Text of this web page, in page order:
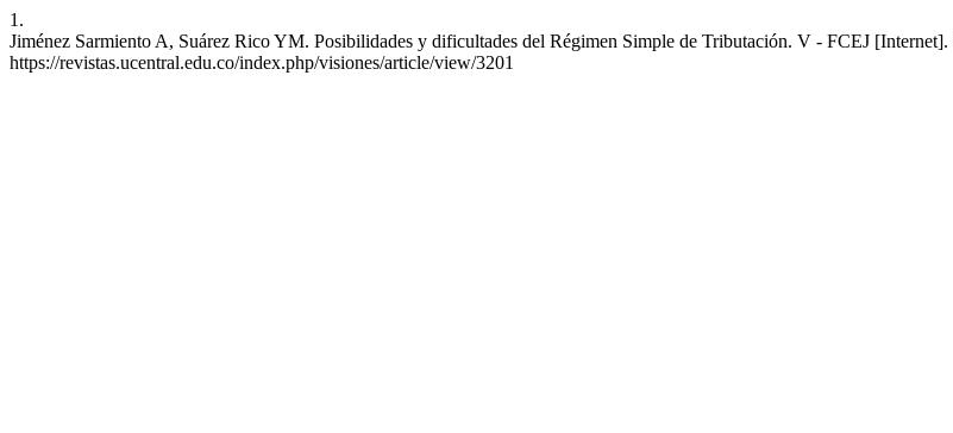
1.
Jiménez Sarmiento A, Suárez Rico YM. Posibilidades y dificultades del Régimen Simple de Tributación. V - FCEJ
https://revistas.ucentral.edu.co/index.php/visiones/article/view/3201